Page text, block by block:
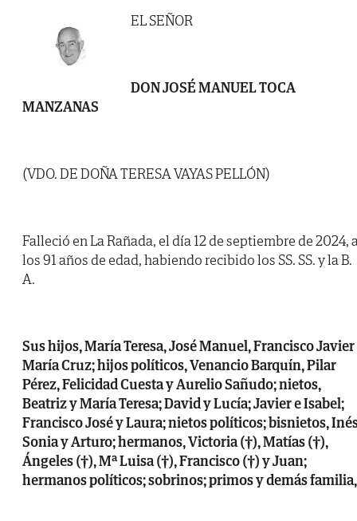
EL SEÑOR
DON JOSÉ MANUEL TOCA
MANZANAS
(VDO. DE DOÑA TERESA VAYAS PELLÓN)
Falleció en La Rañada, el día 12 de septiembre de 2024,
los 91 años de edad, habiendo recibido los SS. SS. y la B.
A.
Sus hijos, María Teresa, José Manuel, Francisco
María Cruz; hijos políticos, Venancio Barquín, Pilar
Pérez, Felicidad Cuesta y Aurelio Sañudo; nietos,
Beatriz y María Teresa; David y Lucía; Javier e Isabel;
Francisco José y Laura; nietos políticos; bisnietos,
Sonia y Arturo; hermanos, Victoria (†), Matías (†),
Ángeles (†), Mª Luisa (†), Francisco (†) y Juan;
hermanos políticos; sobrinos; primos y demás familia,